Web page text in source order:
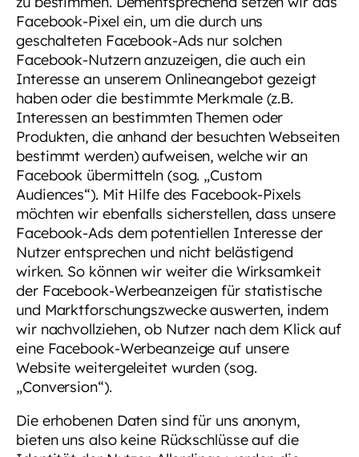
Facebook-Pixel ein, um die durch uns
geschalteten Facebook-Ads nur solchen
Facebook-Nutzern anzuzeigen, die auch ein
Interesse an unserem Onlineangebot gezeigt
haben oder die bestimmte Merkmale (z.B.
Interessen an bestimmten Themen oder
Produkten, die anhand der besuchten Webseiten
bestimmt werden) aufweisen, welche wir an
Facebook übermitteln (sog. „Custom
Audiences“). Mit Hilfe des Facebook-Pixels
möchten wir ebenfalls sicherstellen, dass unsere
Facebook-Ads dem potentiellen Interesse der
Nutzer entsprechen und nicht belästigend
wirken. So können wir weiter die Wirksamkeit
der Facebook-Werbeanzeigen für statistische
und Marktforschungszwecke auswerten, indem
wir nachvollziehen, ob Nutzer nach dem Klick auf
eine Facebook-Werbeanzeige auf unsere
Website weitergeleitet wurden (sog.
„Conversion“).
Die erhobenen Daten sind für uns anonym,
bieten uns also keine Rückschlüsse auf die